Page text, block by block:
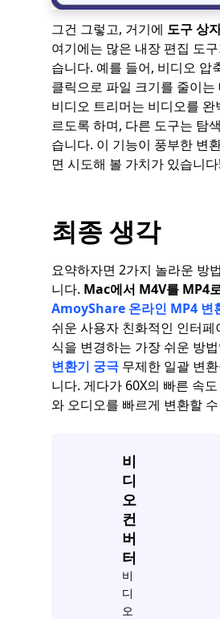
그건 그렇고, 거기에 도구 상
여기에는 많은 내장 편집 도
습니다. 예를 들어, 비디오 압
클릭으로 파일 크기를 줄이는
비디오 트리머는 비디오를
르도록 하며, 다른 도구는 탐
습니다. 이 기능이 풍부한 변
면 시도해 볼 가치가 있습니다!
최종 생각
요약하자면 2가지 놀라운 방
니다. Mac에서 M4V를 MP4
AmoyShare 온라인 MP4 변
쉬운 사용자 친화적인 인터페
식을 변경하는 가장 쉬운 방
변환기 궁극 무제한 일괄 변
니다. 게다가 60X의 빠른 속
와 오디오를 빠르게 변환할
비
디
오
컨
버
터
비
디
오